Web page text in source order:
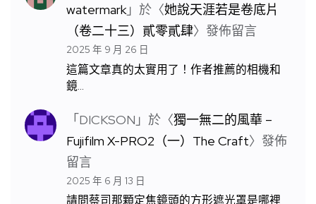
watermark」於〈她說天涯若是卷底片
（卷二十三）貳零貳肆〉發佈留言
2025 年 9 月 26 日
這篇文章真的太實用了！作者推薦的相機和
鏡…
「DICKSON 」於〈獨一無二的風華 –
Fujifilm X-PRO2（一）The Craft〉發佈
留言
2025 年 6 月 13 日
請問蔡司那顆定焦鏡頭的方形遮光罩是哪裡